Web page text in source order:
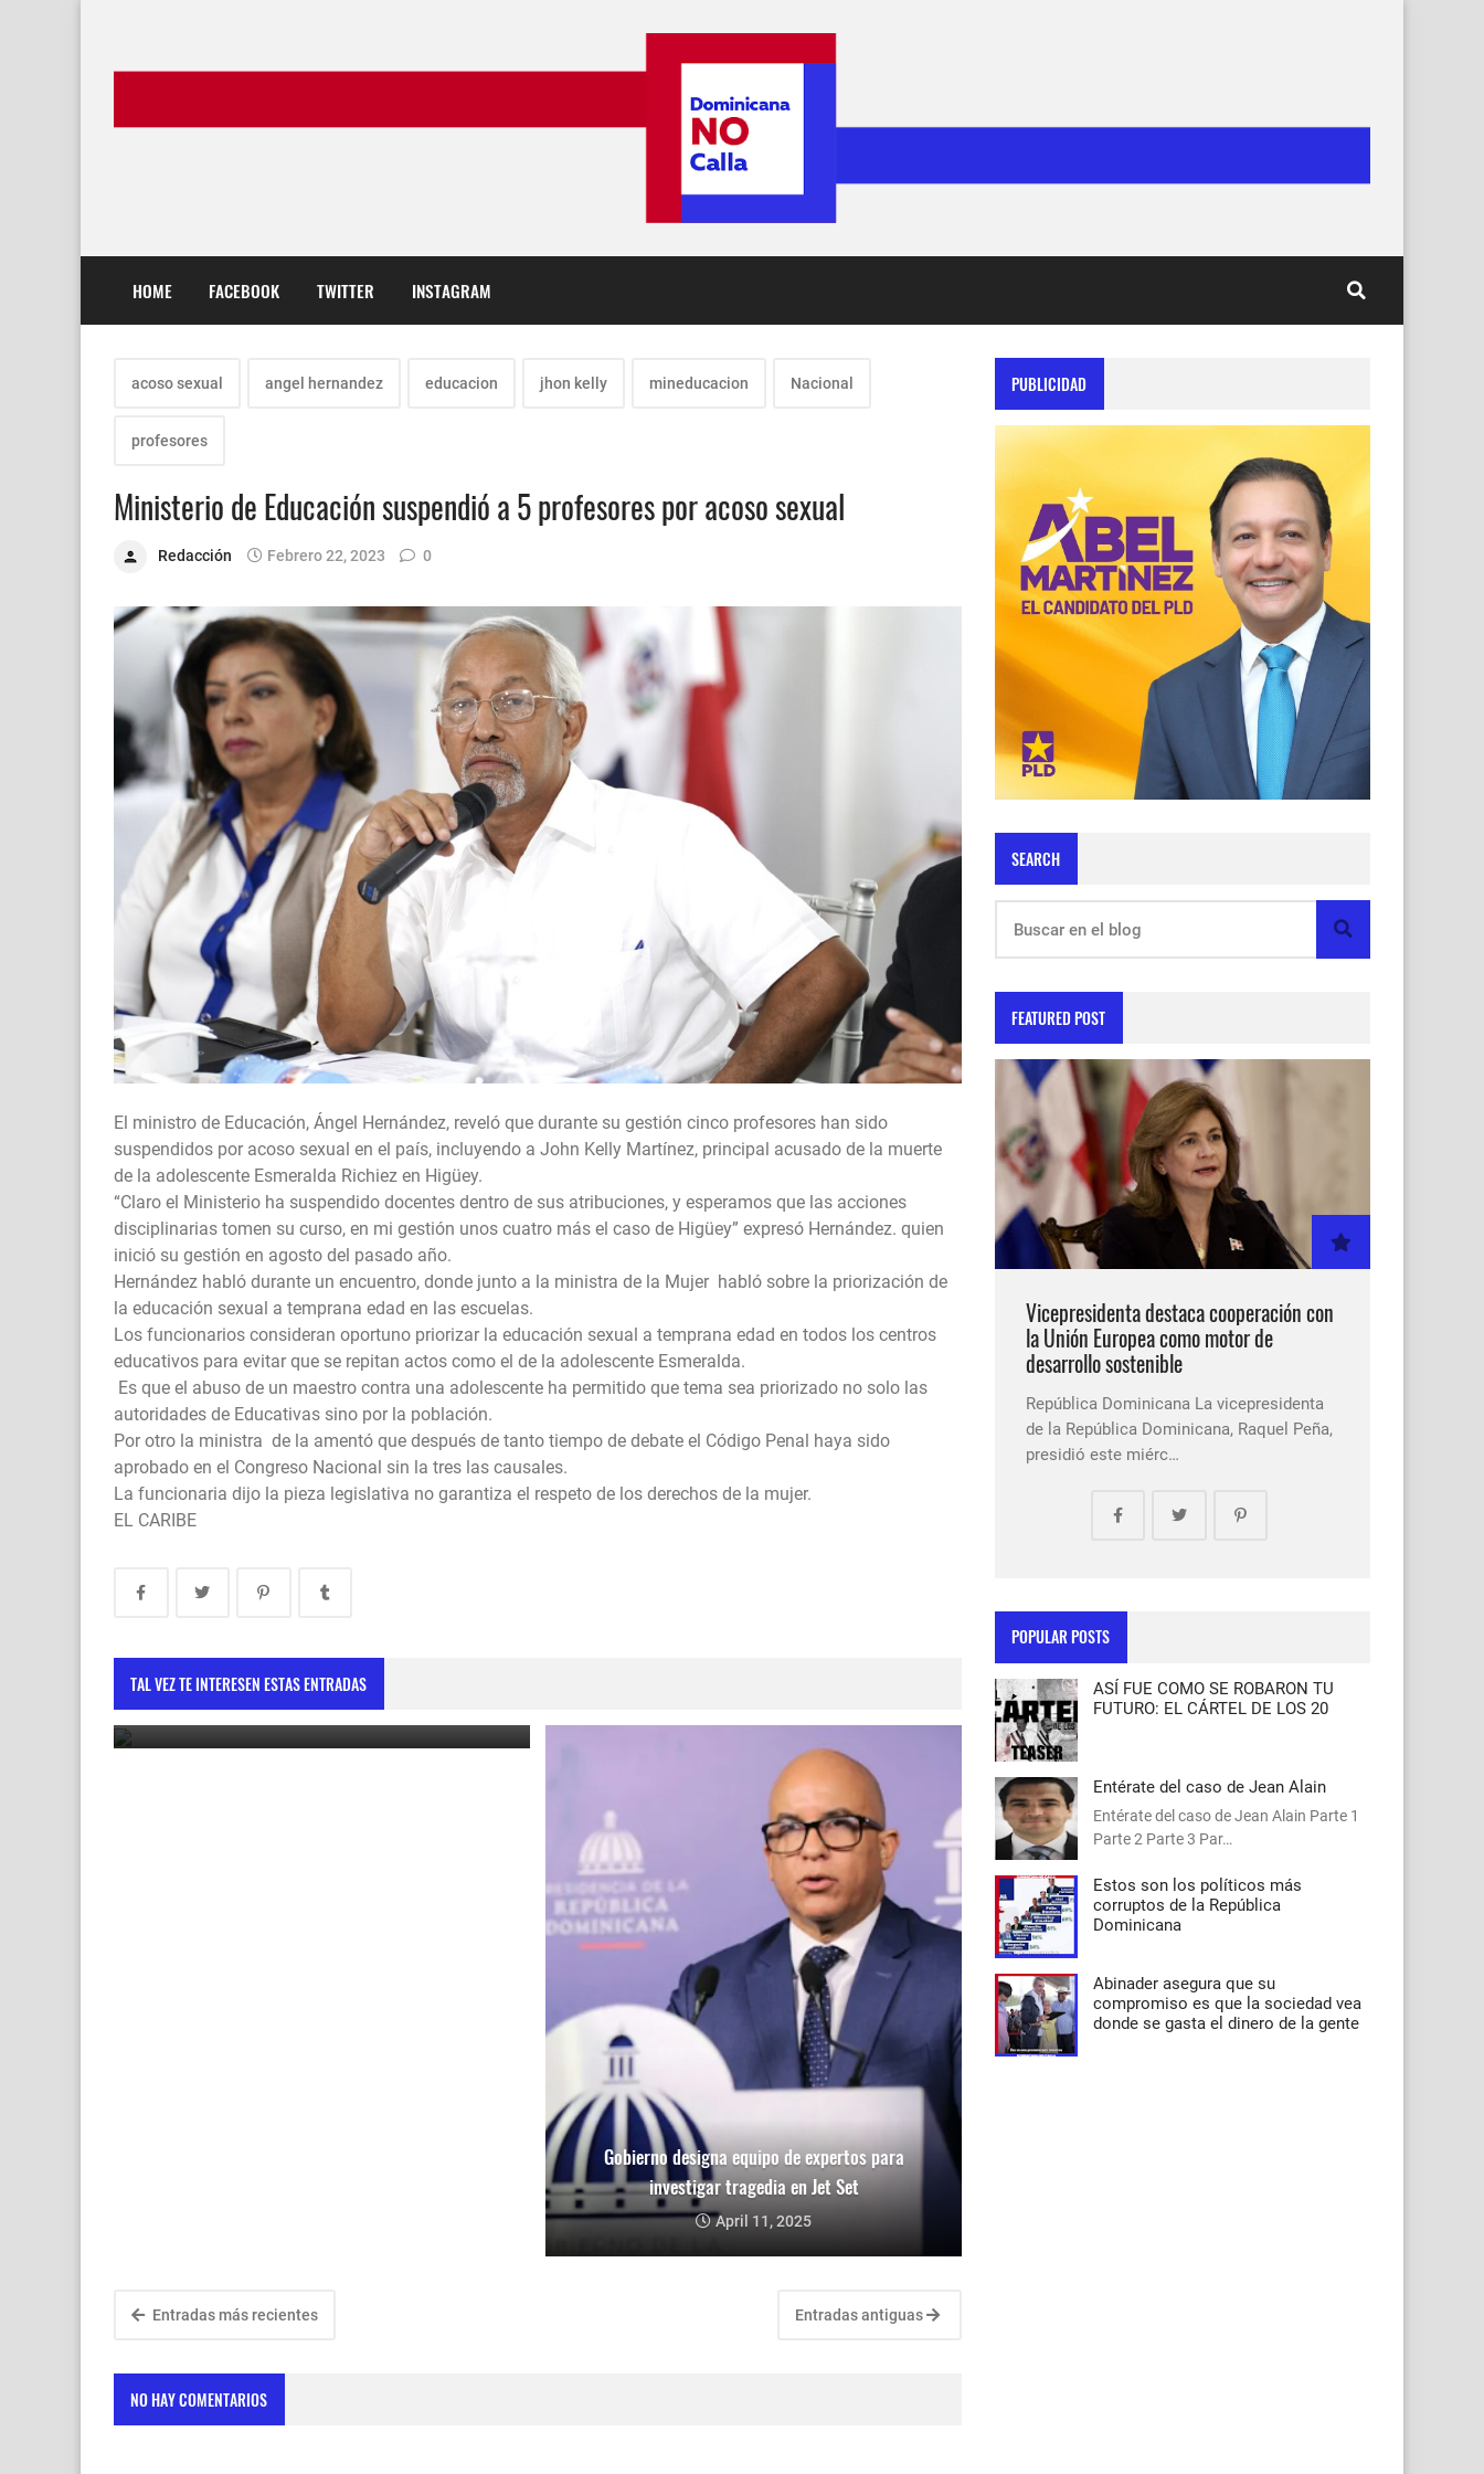
HOME FACEBOOK TWITTER INSTAGRAM
acoso sexual angel hernandez educacion jhon kelly mineducacion Nacional
profesores
Ministerio de Educación suspendió a 5 profesores por acoso sexual
Redacción Febrero 22, 2023 0
El ministro de Educación, Ángel Hernández, reveló que durante su gestión cinco profesores han sido
suspendidos por acoso sexual en el país, incluyendo a John Kelly Martínez, principal acusado de la muerte
de la adolescente Esmeralda Richiez en Higüey.
“Claro el Ministerio ha suspendido docentes dentro de sus atribuciones, y esperamos que las acciones
disciplinarias tomen su curso, en mi gestión unos cuatro más el caso de Higüey” expresó Hernández. quien
inició su gestión en agosto del pasado año.
Hernández habló durante un encuentro, donde junto a la ministra de la Mujer habló sobre la priorización de
la educación sexual a temprana edad en las escuelas.
Los funcionarios consideran oportuno priorizar la educación sexual a temprana edad en todos los centros
educativos para evitar que se repitan actos como el de la adolescente Esmeralda.
Es que el abuso de un maestro contra una adolescente ha permitido que tema sea priorizado no solo las
autoridades de Educativas sino por la población.
Por otro la ministra de la amentó que después de tanto tiempo de debate el Código Penal haya sido
aprobado en el Congreso Nacional sin la tres las causales.
La funcionaria dijo la pieza legislativa no garantiza el respeto de los derechos de la mujer.
EL CARIBE
TAL VEZ TE INTERESEN ESTAS ENTRADAS
Europea como motor de desarrollo sostenible
May 30, 2025
Gobierno designa equipo de expertos para
investigar tragedia en Jet Set
April 11, 2025
Entradas más recientes Entradas antiguas
NO HAY COMENTARIOS
PUBLICIDAD
SEARCH
FEATURED POST
Vicepresidenta destaca cooperación con
la Unión Europea como motor de
desarrollo sostenible
República Dominicana La vicepresidenta
de la República Dominicana, Raquel Peña,
presidió este miérc…
POPULAR POSTS
ASÍ FUE COMO SE ROBARON TU
FUTURO: EL CÁRTEL DE LOS 20
Entérate del caso de Jean Alain
Entérate del caso de Jean Alain Parte 1
Parte 2 Parte 3 Par…
Estos son los políticos más
corruptos de la República
Dominicana
Abinader asegura que su
compromiso es que la sociedad vea
donde se gasta el dinero de la gente